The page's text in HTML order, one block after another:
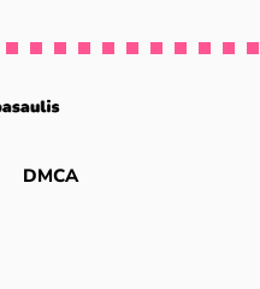
DMCA